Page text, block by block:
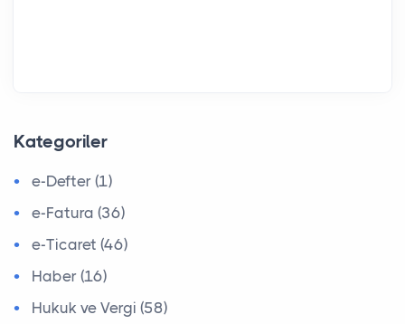
Kategoriler
e-Defter (1)
e-Fatura (36)
e-Ticaret (46)
Haber (16)
Hukuk ve Vergi (58)